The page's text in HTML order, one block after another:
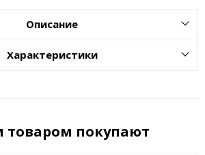
Описание
Характеристики
товаром покупают